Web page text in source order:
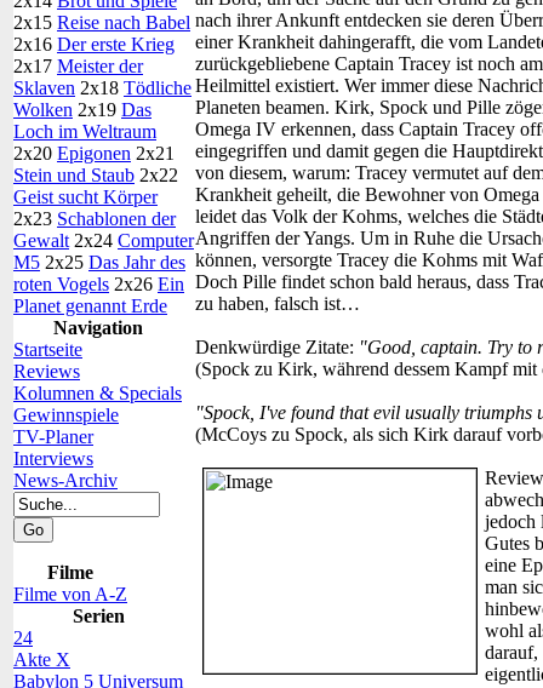
2x15 Reise nach Babel
2x16 Der erste Krieg
2x17 Meister der
Sklaven 2x18 Tödliche
Wolken 2x19 Das
Loch im Weltraum
2x20 Epigonen 2x21
Stein und Staub 2x22
Geist sucht Körper
2x23 Schablonen der
Gewalt 2x24 Computer
M5 2x25 Das Jahr des
roten Vogels 2x26 Ein
Planet genannt Erde
Navigation
Startseite
Reviews
Kolumnen & Specials
Gewinnspiele
TV-Planer
Interviews
News-Archiv
Filme
Filme von A-Z
Serien
24
Akte X
Babylon 5 Universum
nach ihrer Ankunft entdecken sie deren
einer Krankheit dahingerafft, die vom
zurückgebliebene Captain Tracey ist noch
Heilmittel existiert. Wer immer diese
Planeten beamen. Kirk, Spock und Pille
Omega IV erkennen, dass Captain Tracey
eingegriffen und damit gegen die
von diesem, warum: Tracey vermutet auf
Krankheit geheilt, die Bewohner von
leidet das Volk der Kohms, welches die
Angriffen der Yangs. Um in Ruhe die
können, versorgte Tracey die Kohms mit
Doch Pille findet schon bald heraus, dass
zu haben, falsch ist…
Denkwürdige Zitate: "Good, captain. Try to
(Spock zu Kirk, während dessem Kampf mit
"Spock, I've found that evil usually triumphs
(McCoys zu Spock, als sich Kirk darauf
jedoch
Gutes
eine
man
wohl
darauf,